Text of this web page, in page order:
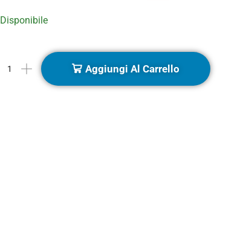
Disponibile
Aggiungi Al Carrello